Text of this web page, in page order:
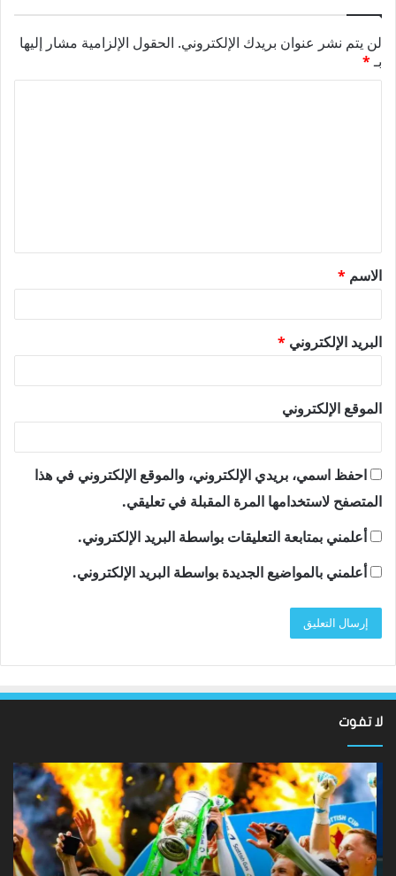
لن يتم نشر عنوان بريدك الإلكتروني. الحقول الإلزامية مشار إليها
بـ*
ق
*
الاسم *
البريد الإلكتروني *
الموقع الإلكتروني
احفظ اسمي، بريدي الإلكتروني، والموقع الإلكتروني في هذا
المتصفح لاستخدامها المرة المقبلة في تعليقي.
أعلمني بمتابعة التعليقات بواسطة البريد الإلكتروني.
أعلمني بالمواضيع الجديدة بواسطة البريد الإلكتروني.
لا تفوت
لقد
عادت
الدوري
الاسكتلندي
الممتاز
–